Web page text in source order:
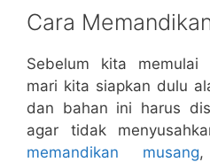
Cara
Sebelum kita memulai
mari kita siapkan dulu
dan bahan ini harus
agar tidak
memandikan musang,